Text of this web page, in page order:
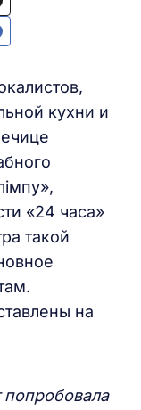
кухни и
«24 часа»
такой
на